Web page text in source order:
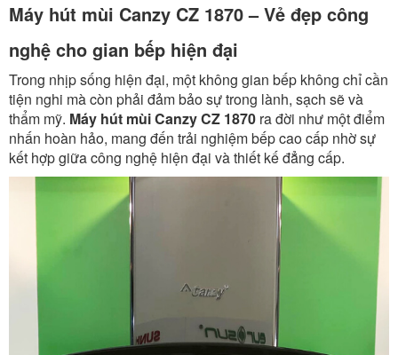
Máy hút mùi Canzy CZ 1870 – Vẻ đẹp công
nghệ cho gian bếp hiện đại
Trong nhịp sống hiện đại, một không gian bếp không chỉ cần
tiện nghi mà còn phải đảm bảo sự trong lành, sạch sẽ và
thẩm mỹ. Máy hút mùi Canzy CZ 1870 ra đời như một điểm
nhấn hoàn hảo, mang đến trải nghiệm bếp cao cấp nhờ sự
kết hợp giữa công nghệ hiện đại và thiết kế đẳng cấp.